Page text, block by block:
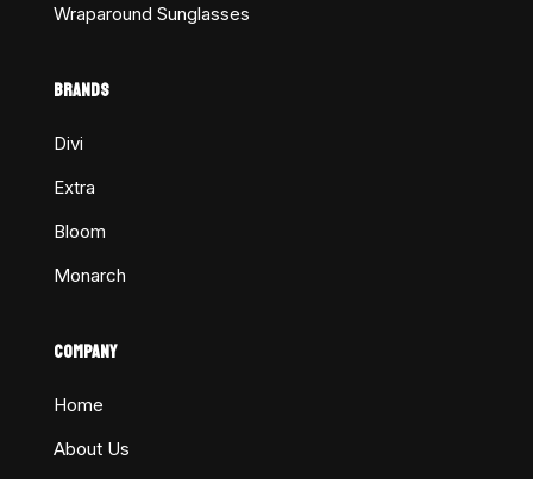
Wraparound Sunglasses
BRANDS
Divi
Extra
Bloom
Monarch
COMPANY
Home
About Us